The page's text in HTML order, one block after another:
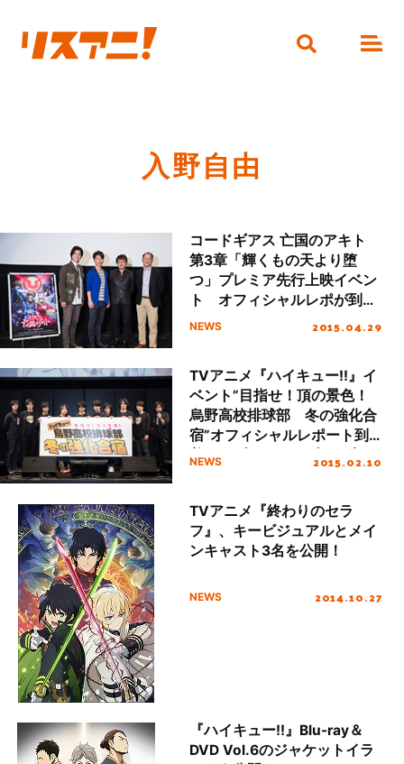
入野自由
コードギアス 亡国のアキト
第3章「輝くもの天より堕
つ」プレミア先行上映イベン
ト オフィシャルレポが到
着！
NEWS 2015.04.29
TVアニメ『ハイキュー!!』イ
ベント”目指せ！頂の景色！
烏野高校排球部 冬の強化合
宿”オフィシャルレポート到
着！セブン・イレブン限定一
NEWS 2015.02.10
TVアニメ『終わりのセラ
フ』、キービジュアルとメイ
ンキャスト3名を公開！
NEWS 2014.10.27
『ハイキュー!!』Blu-ray＆
DVD Vol.6のジャケットイラ